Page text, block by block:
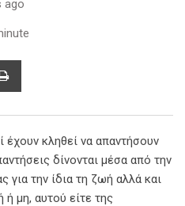
ago
κληθεί να απαντήσουν
δίνονται μέσα από την
για την ίδια τη ζωή αλλά και
μη, αυτού είτε της